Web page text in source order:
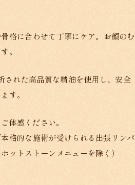
格に合わせて丁寧にケア。お顔のむ
。
された高品質な精油を使用し、安全
す。
感ください。
格的な施術が受けられる出張リンパ
ットストーンメニューを除く）